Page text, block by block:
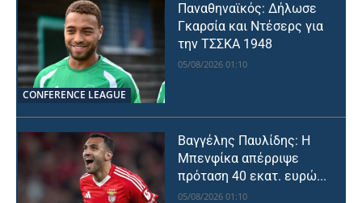
CONFERENCE LEAGUE
Παναθηναϊκός: Δήλωσε
Γκαρσία και Ντέσερς για
την ΤΣΣΚΑ 1948
05/08/2026 01:10
Βαγγέλης Παυλίδης: Η
Μπενφίκα απέρριψε
πρόταση 40 εκατ. ευρώ...
05/08/2026 01:10